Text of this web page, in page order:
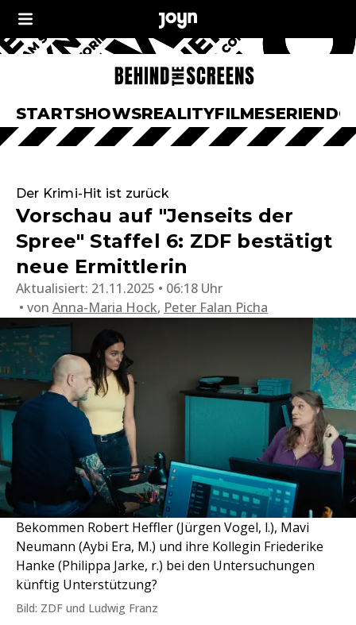
STARTSHOWSREALITYFILMESERIEN
Der Krimi-Hit ist zurück
Vorschau auf "Jenseits der
Spree" Staffel 6: ZDF bestätigt
neue Ermittlerin
Aktualisiert: 21.11.2025 • 06:18 Uhr
von Anna-Maria Hock, Peter Falan Picha
Bekommen Robert Heffler (Jürgen Vogel, l.), Mavi
Neumann (Aybi Era, M.) und ihre Kollegin Friederike
Hanke (Philippa Jarke, r.) bei den Untersuchungen
künftig Unterstützung?
Bild: ZDF und Ludwig Franz